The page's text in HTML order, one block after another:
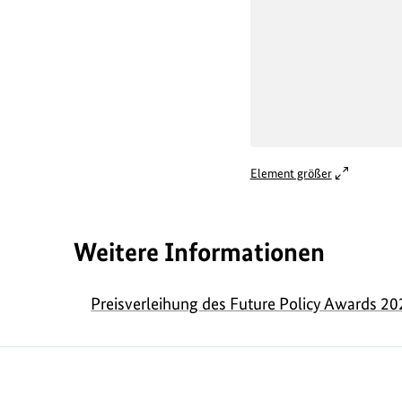
Element größer
Weitere Informationen
Preisverleihung des Future Policy Awards